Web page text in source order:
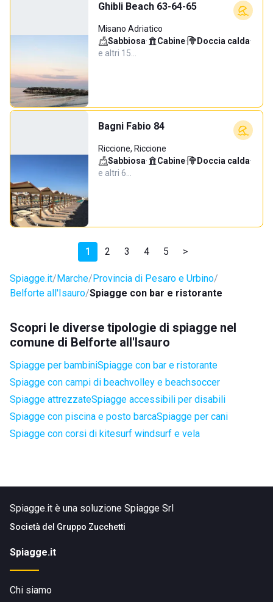
Ghibli Beach 63-64-65
Misano Adriatico
Sabbiosa· Cabine· Doccia calda·
e altri 15…
Bagni Fabio 84
Riccione, Riccione
Sabbiosa· Cabine· Doccia calda·
e altri 6…
1 2 3 4 5 >
Spiagge.it Marche Provincia di Pesaro e Urbino
Belforte all'Isauro Spiagge con bar e ristorante
Scopri le diverse tipologie di spiagge nel
comune di Belforte all'Isauro
Spiagge per bambiniSpiagge con bar e ristorante
Spiagge con campi di beachvolley e beachsoccer
Spiagge attrezzateSpiagge accessibili per disabili
Spiagge con piscina e posto barcaSpiagge per cani
Spiagge con corsi di kitesurf windsurf e vela
Spiagge.it è una soluzione Spiagge Srl
Società del Gruppo Zucchetti
Spiagge.it
Chi siamo